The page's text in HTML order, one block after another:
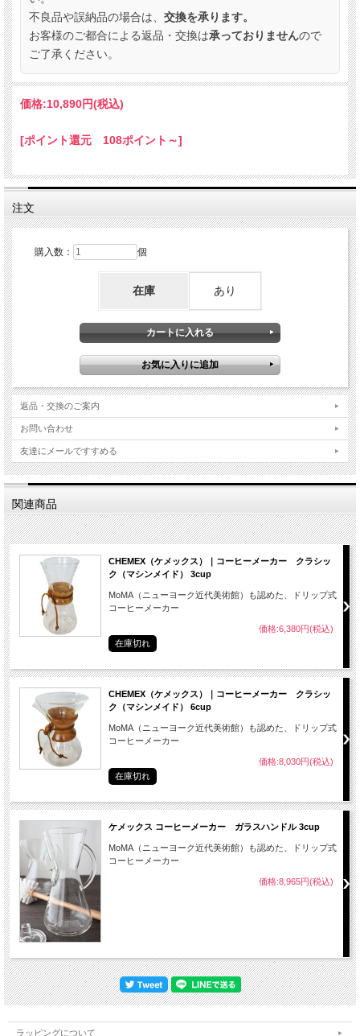
不良品や誤納品の場合は、 交換を承ります。
お客様のご都合による返品・交換は承っておりませんので
ご了承ください。
価格:10,890円(税込)
[ポイント還元 108ポイント～]
注文
購入数： 個
在庫 あり
返品・交換のご案内
お問い合わせ
友達にメールですすめる
関連商品
CHEMEX（ケメックス）｜コーヒーメーカー クラシッ
ク（マシンメイド） 3cup
MoMA（ニューヨーク近代美術館）も認めた、ドリップ式
コーヒーメーカー
価格:6,380円(税込)
在庫切れ
CHEMEX（ケメックス）｜コーヒーメーカー クラシッ
ク（マシンメイド） 6cup
MoMA（ニューヨーク近代美術館）も認めた、ドリップ式
コーヒーメーカー
価格:8,030円(税込)
在庫切れ
ケメックス コーヒーメーカー ガラスハンドル 3cup
MoMA（ニューヨーク近代美術館）も認めた、ドリップ式
コーヒーメーカー
価格:8,965円(税込)
ラッピングについて